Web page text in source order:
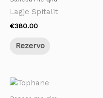
Lagje Spitalit
€380.00
Rezervo